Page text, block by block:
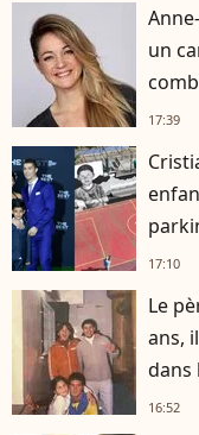
un
17:39
17:10
Le
ans,
dans
16:52